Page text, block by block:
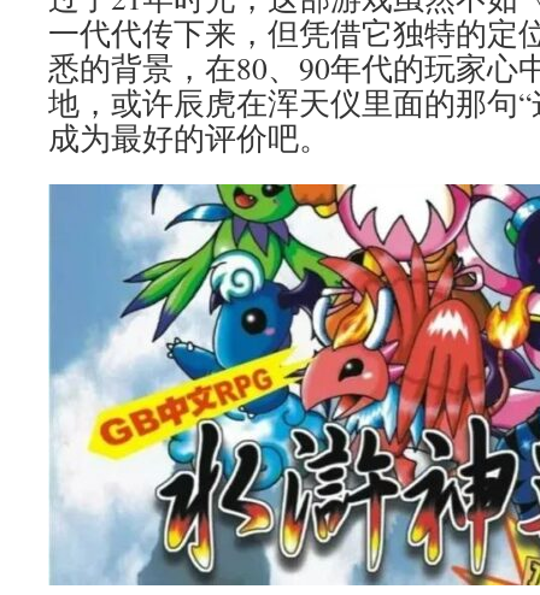
一代代传下来，但凭借它独特的定
悉的背景，在80、90年代的玩家心
地，或许辰虎在浑天仪里面的那句
成为最好的评价吧。